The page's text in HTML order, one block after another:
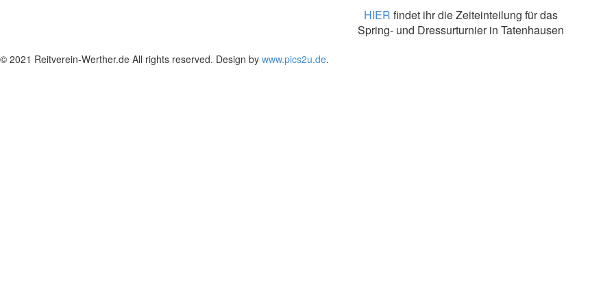
HIER findet ihr die Zeiteinteilung für das
Spring- und Dressurturnier in Tatenhausen
© 2021 Reitverein-Werther.de All rights reserved. Design by www.pics2u.de.